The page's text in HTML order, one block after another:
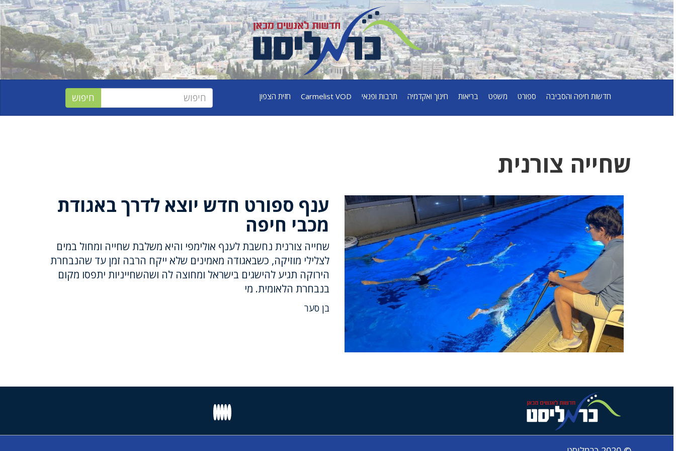
חדשות חיפה והסביבה ספורט משפט בריאות חינוך ואקדמיה תרבות ופנאי Carmelist VOD חזית הצפון
שחייה צורנית
ענף ספורט חדש יוצא לדרך באגודת
מכבי חיפה
שחייה צורנית נחשבת לענף אולימפי והיא משלבת שחייה ומחול במים
לצלילי מוזיקה, כשבאגודה מאמינים שלא ייקח הרבה זמן עד שהנבחרת
הירוקה תגיע להישגים בישראל ומחוצה לה ושהשחייניות יתפסו מקום
בנבחרת הלאומית. מי
בן סער